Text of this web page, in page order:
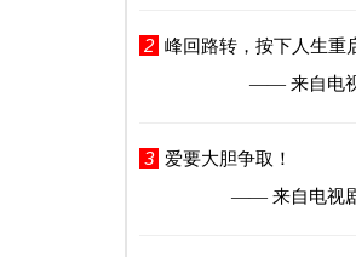
2 峰回路转，按下人生重
—— 来自电
3
爱要大胆争取！
—— 来自电视